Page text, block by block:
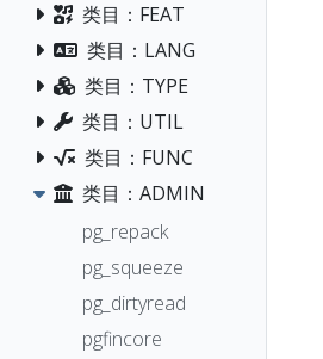
类目：FEAT
类目：LANG
类目：TYPE
类目：UTIL
类目：FUNC
类目：ADMIN
pg_repack
pg_squeeze
pg_dirtyread
pgfincore